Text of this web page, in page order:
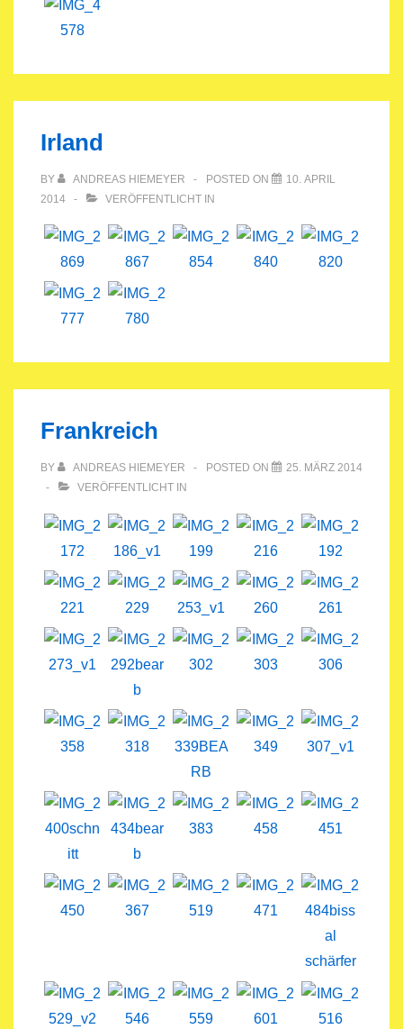
Irland
BY ANDREAS HIEMEYER POSTED ON
10. APRIL
2014
VERÖFFENTLICHT IN
Frankreich
BY ANDREAS HIEMEYER POSTED ON
25. MÄRZ 2014
VERÖFFENTLICHT IN